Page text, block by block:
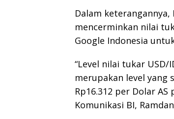
Dalam
mencerminkan nilai
Google Indonesia
“Level nilai tukar USD/
merupakan level yang
Rp16.312 per Dolar
Komunikasi BI,